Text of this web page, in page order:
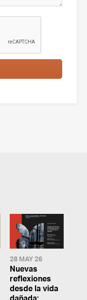
28 MAY 26
Nuevas
reflexiones
desde la vida